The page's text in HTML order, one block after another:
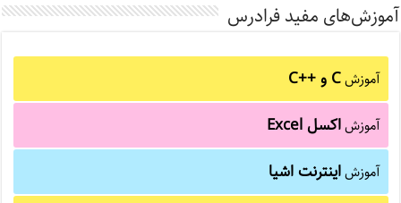
آموزش‌های مفید فرادرس
آموزشC و C++‎
آموزشاکسل Excel
آموزشاینترنت اشیا